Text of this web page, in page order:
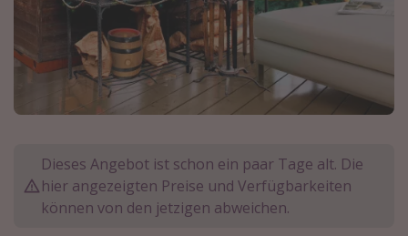
St. Lucia Urlaub
Kefalonia Urlaub
Krabi Urlaub
Sri Lanka Rundreise
Japan Rundreise
Dieses Angebot ist schon ein paar Tage alt. Die
hier angezeigten Preise und Verfügbarkeiten
können von den jetzigen abweichen.